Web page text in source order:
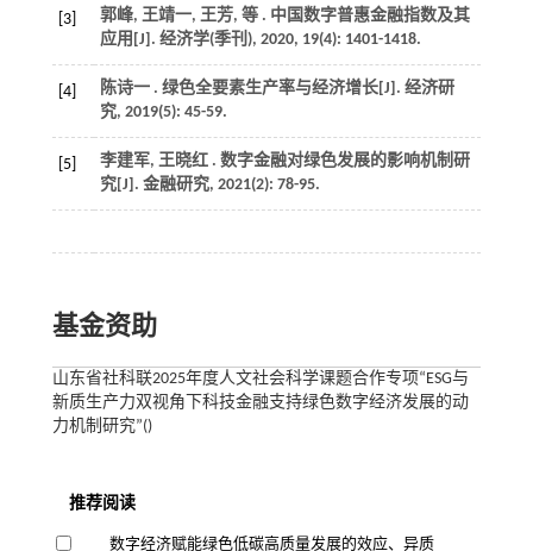
[3] 郭峰, 王靖一, 王芳, 等. 中国数字普惠金融指数及其
应用[J]. 经济学(季刊), 2020, 19(4): 1401-1418.
[4] 陈诗一 . 绿色全要素生产率与经济增长[J]. 经济研
究, 2019(5): 45-59.
[5]
李建军, 王晓红 . 数字金融对绿色发展的影响机制研
究[J]. 金融研究, 2021(2): 78-95.
基金资助
山东省社科联2025年度人文社会科学课题合作专项“ESG与
新质生产力双视角下科技金融支持绿色数字经济发展的动
力机制研究”()